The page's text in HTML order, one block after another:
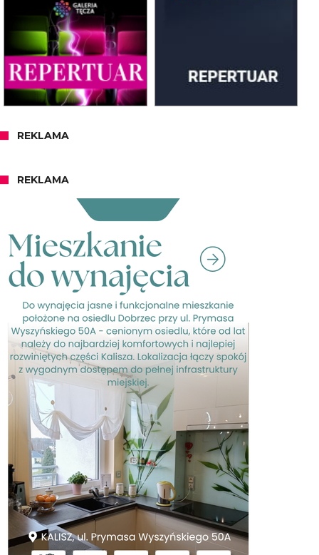
REKLAMA
REKLAMA